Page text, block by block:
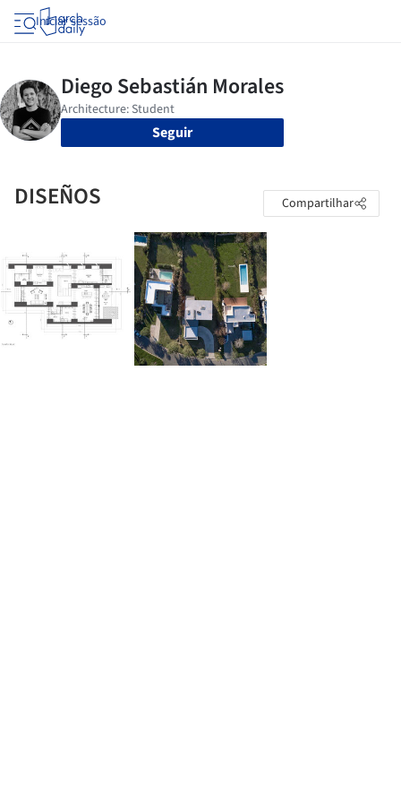
Iniciar sessão
Seguir
DISEÑOS Compartilhar